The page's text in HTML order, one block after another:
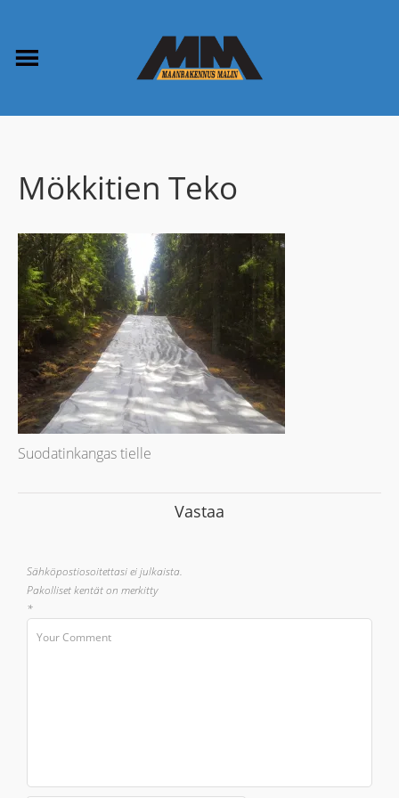
Mökkitien Teko
Suodatinkangas tielle
Vastaa
Sähköpostiosoitettasi ei julkaista.
Pakolliset kentät on merkitty
*